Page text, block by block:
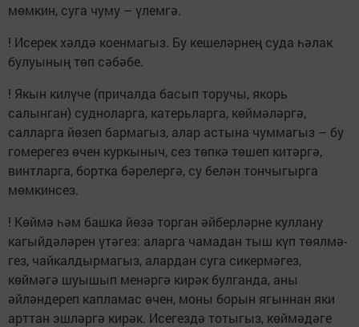
мөмкин, суга чуму – үлемгә.
! Исерек хәлдә коенмагыз. Бу кешеләрнең суда һәлак
булуының төп сәбәбе.
! Якын килүче (причалда басып торучы, якорь
салынган) судноларга, катерьларга, көймәләргә,
салларга йөзеп бармагыз, алар астына чуммагыз – бу
гомерегез өчен куркыныч, сез төпкә төшеп китәргә,
винтларга, бортка бәрелергә, су белән тончыгырга
мөмкинсез.
! Көймә һәм башка йөзә торган әйберләрне куллану
кагыйдәләрен үтәгез: аларга чамадан тыш күп төялмә­
гез, чайкалдырмагыз, алар­­дан­ суга сикермәгез,
көймәгә шуышып менәргә кирәк булганда, аны
әйләндереп капламас өчен, моны борын ягыннан яки
арттан эшләргә кирәк. Исегездә тотыгыз, көймәдәге